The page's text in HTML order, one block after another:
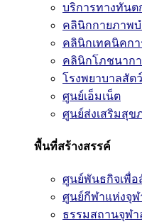
บริการทางทันต
คลินิกกายภาพ
คลินิกเทคนิคก
คลินิกโภชนาก
โรงพยาบาลสัต
ศูนย์เอ็มเน็ต
ศูนย์ส่งเสริมสุข
พื้นที่สร้างสรรค์
ศูนย์พันธกิจเพื่อ
ศูนย์กีฬาแห่งจุ
ธรรมสถานจุฬ